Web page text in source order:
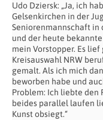
Udo Dziersk: „Ja, ich
Gelsenkirchen in der
Seniorenmannschaft in
und der heute
mein Vorstopper. Es
Kreisauswahl NRW
gemalt. Als ich mich
beworben habe und
Problem: Ich liebte den
beides parallel laufen
Kunst obsiegt.“